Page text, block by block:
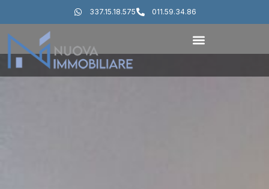
337.15.18.575 011.59.34.86